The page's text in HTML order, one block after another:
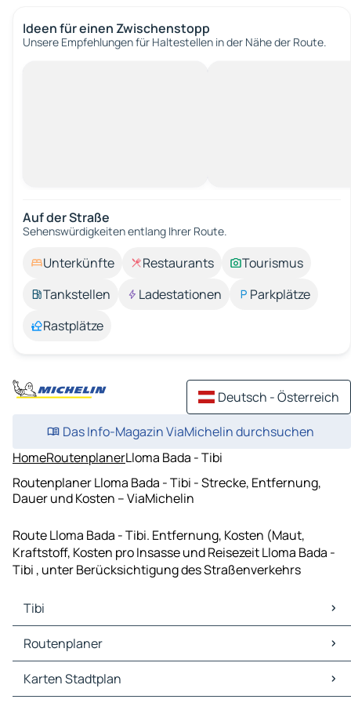
Ideen für einen Zwischenstopp
Unsere Empfehlungen für Haltestellen in der Nähe der Route.
Auf der Straße
Sehenswürdigkeiten entlang Ihrer Route.
Unterkünfte Restaurants
Tourismus
Tankstellen
Ladestationen
Parkplätze
Rastplätze
Deutsch - Österreich
Das Info-Magazin ViaMichelin durchsuchen
HomeRoutenplanerLloma Bada - Tibi
Routenplaner Lloma Bada - Tibi - Strecke, Entfernung,
Dauer und Kosten – ViaMichelin
Route Lloma Bada - Tibi. Entfernung, Kosten (Maut,
Kraftstoff, Kosten pro Insasse und Reisezeit Lloma Bada -
Tibi , unter Berücksichtigung des Straßenverkehrs
Tibi
Tibi Karten Stadtplan
Tibi Verkehr
Tibi Hotels
Tibi Restaurants
Routenplaner
Routenplaner Tibi - San Vicente del Raspeig
Routenplaner Tibi - Elda
Karten Stadtplan